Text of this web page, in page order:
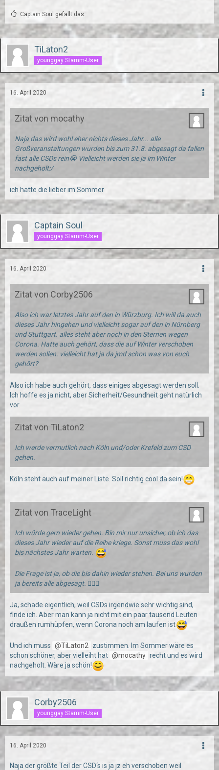
Captain Soul gefällt das.
TiLaton2
younggay Stamm-User
16. April 2020
Zitat von mocathy
Naja das wird wohl eher nichts dieses Jahr... alle
Großveranstaltungen wurden bis zum 31.8. abgesagt da fallen
fast alle CSDs rein😭 Vielleicht werden sie ja im Winter
nachgeholt:/
ich hätte die lieber im Sommer
Captain Soul
younggay Stamm-User
16. April 2020
Zitat von Corby2506
Also ich war letztes Jahr auf den in Würzburg. Ich will da auch
dieses Jahr hingehen und vielleicht sogar auf den in Nürnberg
und Stuttgart. alles steht aber noch in den Sternen wegen
Corona. Hatte auch gehört, dass die auf Winter verschoben
werden sollen. vielleicht hat ja da jmd schon was von euch
gehört?
Also ich habe auch gehört, dass einiges abgesagt werden soll.
Ich hoffe es ja nicht, aber Sicherheit/Gesundheit geht natürlich
vor.
Zitat von TiLaton2
Ich werde vermutlich nach Köln und/oder Krefeld zum CSD
gehen.
Köln steht auch auf meiner Liste. Soll richtig cool da sein!
Zitat von TraceLight
Ich würde gern wieder gehen. Bin mir nur unsicher, ob ich das
dieses Jahr wieder auf die Reihe kriege. Sonst muss das wohl
bis nächstes Jahr warten.
Die Frage ist ja, ob die bis dahin wieder stehen. Bei uns wurden
ja bereits alle abgesagt. 🤷🏻‍♂️
Ja, schade eigentlich, weil CSDs irgendwie sehr wichtig sind,
finde ich. Aber man kann ja nicht mit ein paar tausend Leuten
draußen rumhüpfen, wenn Corona noch am laufen ist
Und ich muss TiLaton2
zustimmen. Im Sommer wäre es
schon schöner, aber vielleiht hat
mocathy recht und es wird
nachgeholt. Wäre ja schön!
Corby2506
younggay Stamm-User
16. April 2020
Naja der größte Teil der CSD‘s is ja jz eh verschoben weil